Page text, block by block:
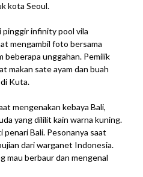
kota Seoul.
pinggir infinity pool vila
mengambil foto bersama
beberapa unggahan. Pemilik
makan sate ayam dan buah
Kuta.
mengenakan kebaya Bali,
yang dililit kain warna kuning.
Bali. Pesonanya saat
dari warganet Indonesia.
mau berbaur dan mengenal